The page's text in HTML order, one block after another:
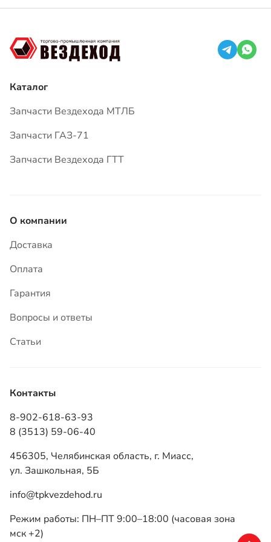
Запчасти ГАЗ-71
Запчасти Вездехода ГТТ
Вопросы и ответы
Статьи
Контакты
8-902-618-63-93
8 (3513) 59-06-40
info@tpkvezdehod.ru
Режим работы: ПН–ПТ 9:00–18:00 (часовая зона
мск +2)